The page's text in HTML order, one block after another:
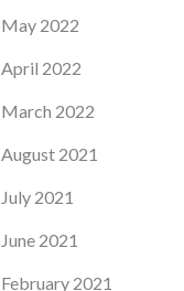
May 2022
April 2022
March 2022
August 2021
July 2021
June 2021
February 2021